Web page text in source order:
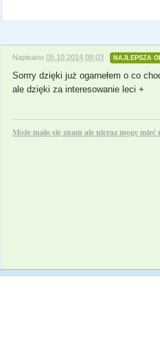
Napisano05.10.2014 08:03 NAJLEPSZA
Sorrry dzięki już ogarnełem o co
ale dzięki za interesowanie leci +
Może mało się znam ale nieraz mogę mieć